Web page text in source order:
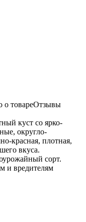
о товареОтзывы
куст со ярко-
округло-
красная, плотная,
вкуса.
сорт.
и вредителям